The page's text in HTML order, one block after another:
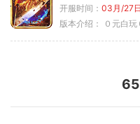
开服时间： 03月/27日
版本介绍：
０元白